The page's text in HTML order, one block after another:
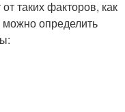
таких факторов, как
можно определить